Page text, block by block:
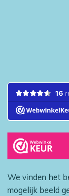
We vinden het
mogelijk beeld